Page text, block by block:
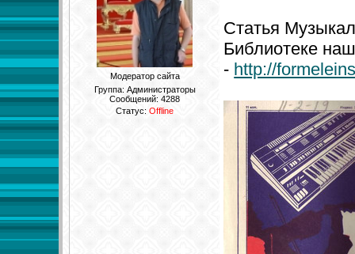
Модератор сайта
Группа: Администраторы
Сообщений:4288
Статус:Offline
Статья
Библиотеке
- http://